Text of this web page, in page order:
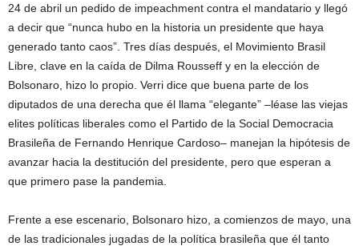
24 de abril un pedido de impeachment contra el mandatario y llegó
a decir que “nunca hubo en la historia un presidente que haya
generado tanto caos”. Tres días después, el Movimiento Brasil
Libre, clave en la caída de Dilma Rousseff y en la elección de
Bolsonaro, hizo lo propio. Verri dice que buena parte de los
diputados de una derecha que él llama “elegante” –léase las viejas
elites políticas liberales como el Partido de la Social Democracia
Brasileña de Fernando Henrique Cardoso– manejan la hipótesis de
avanzar hacia la destitución del presidente, pero que esperan a
que primero pase la pandemia.
Frente a ese escenario, Bolsonaro hizo, a comienzos de mayo, una
de las tradicionales jugadas de la política brasileña que él tanto